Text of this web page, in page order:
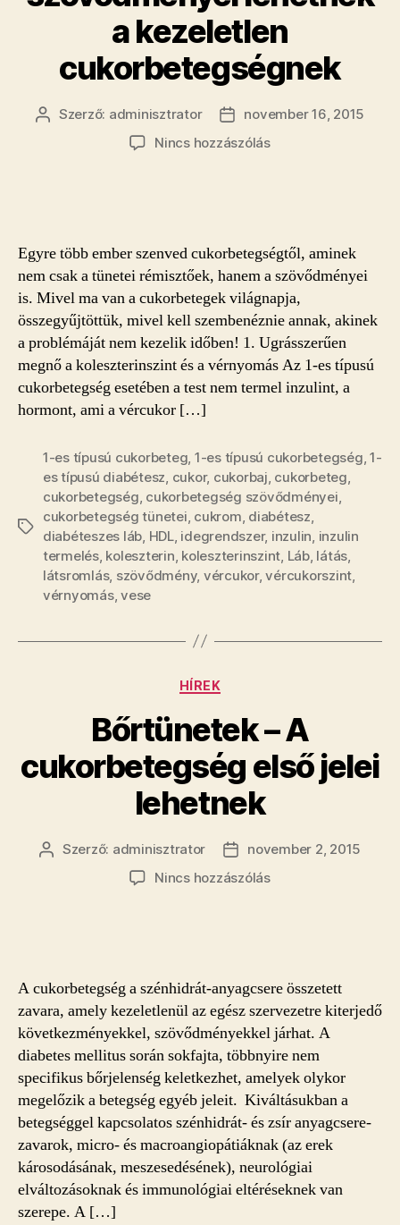
a kezeletlen
cukorbetegségnek
Bejegyzés
Szerző: adminisztrator
Bejegyzés
dátuma
november 16, 2015
Nincs hozzászólása(z)
veszélyes
szövődményei
lehetnek
a
kezeletlen
cukorbetegségnek
bejegyzéshez
Egyre több ember szenved cukorbetegségtől, aminek
nem csak a tünetei rémisztőek, hanem a szövődményei
is. Mivel ma van a cukorbetegek világnapja,
összegyűjtöttük, mivel kell szembenéznie annak, akinek
a problémáját nem kezelik időben! 1. Ugrásszerűen
megnő a koleszterinszint és a vérnyomás Az 1-es típusú
cukorbetegség esetében a test nem termel inzulint, a
hormont, ami a vércukor […]
Címkék
1-es típusú cukorbeteg 1-es típusú cukorbetegség ,1-
es típusú diabétesz cukor, cukorbaj cukorbeteg
cukorbetegség cukorbetegség szövődményei
cukorbetegség tünetei cukrom diabétesz
diabéteszes láb HDL, idegrendszer, inzulin inzulin
termelés, koleszterin koleszterinszint Láb, látás
látsromlás, szövődmény, vércukor,vércukorszint
vérnyomás,vese
Kategóriák
HÍREK
Bőrtünetek – A
cukorbetegség első jelei
lehetnek
Bejegyzés
Szerző: adminisztrator
Bejegyzés
dátuma
november 2, 2015
Nincs hozzászólása(z)
jelei
lehetnek
bejegyzéshez
A cukorbetegség a szénhidrát-anyagcsere összetett
zavara, amely kezeletlenül az egész szervezetre kiterjedő
következményekkel, szövődményekkel járhat. A
diabetes mellitus során sokfajta, többnyire nem
specifikus bőrjelenség keletkezhet, amelyek olykor
megelőzik a betegség egyéb jeleit. Kiváltásukban a
betegséggel kapcsolatos szénhidrát- és zsír anyagcsere-
zavarok, micro- és macroangiopátiáknak (az erek
károsodásának, meszesedésének), neurológiai
elváltozásoknak és immunológiai eltéréseknek van
szerepe. A […]